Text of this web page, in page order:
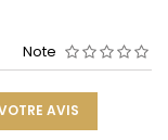
Note
AVIS